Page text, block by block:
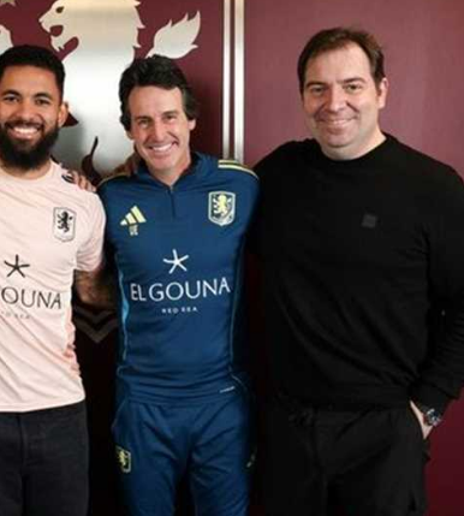
الدوري السعودي للمحترفين
دوري أبطال أوروبا
دوري أبطال إفريقيا
كل البطولات